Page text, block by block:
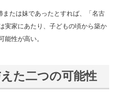
または妹であったとすれば、「名古
実家にあたり、子どもの頃から築か
能性が高い。
た二つの可能性